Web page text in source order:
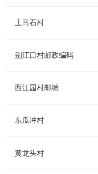
上马石村
别江口村邮政编码
西江园村邮编
东瓜冲村
黄龙头村